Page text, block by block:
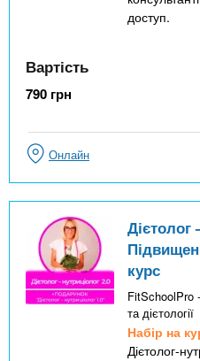
доступ.
Вартість
790 грн
Онлайн
Дієтолог
курс
FitSchoolPro
та дієтології
Набір на
Дієтолог-